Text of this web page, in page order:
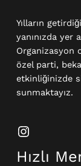
Yılların
yanınızda yer
Organizasyon
özel parti,
etkinliğinizde
sunmaktayız.
Hızlı